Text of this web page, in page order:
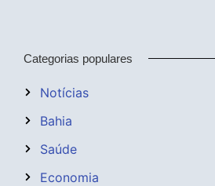
Categorias populares
Notícias
Bahia
Saúde
Economia